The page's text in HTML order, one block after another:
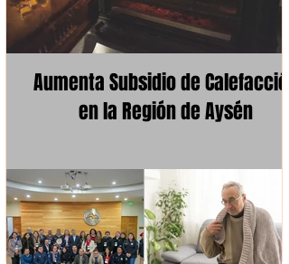
Aumenta Subsidio de Calefacción
en la Región de Aysén